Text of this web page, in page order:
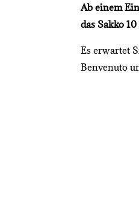
Ab einem
das Sakko
Es erwartet
Benvenuto